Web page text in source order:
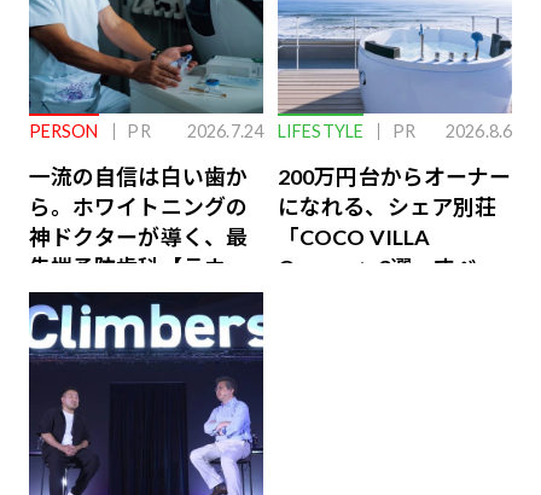
PERSON PR 2026.7.24
一流の自信は白い歯か
ら。ホワイトニングの
神ドクターが導く、最
先端予防歯科【ラウン
ジ会員特典あり】
LIFESTYLE PR 2026.8.6
200万円台からオーナー
になれる、シェア別荘
「COCO VILLA
Owners」3選。すべて